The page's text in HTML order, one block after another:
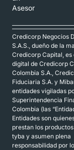
Asesor
Credicorp Negocios
S.A.S., dueño de la
Credicorp Capital, es
digital de Credicorp
Colombia S.A.,
Fiduciaria S.A. y
entidades vigiladas
Superintendencia
Colombia (las
Entidades son
prestan los
tyba y asumen plena
responsabilidad por